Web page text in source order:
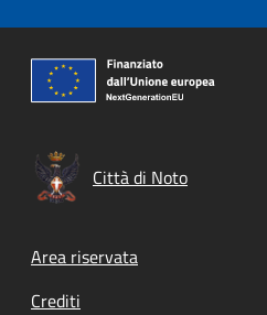
Città di Noto
Footer menu
Area riservata
Crediti